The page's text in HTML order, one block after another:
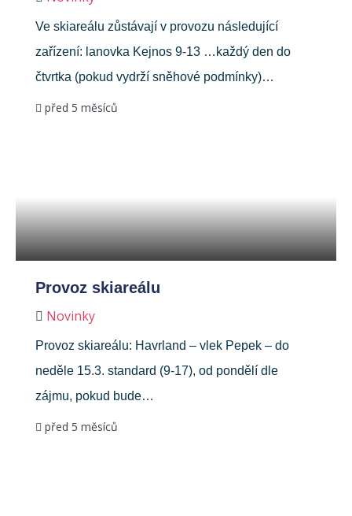
Ve skiareálu zůstávají v provozu následující
zařízení: lanovka Kejnos 9-13 …každý den do
čtvrtka (pokud vydrží sněhové podmínky)…
před 5 měsíců
Provoz skiareálu
Novinky
Provoz skiareálu: Havrland – vlek Pepek – do
neděle 15.3. standard (9-17), od pondělí dle
zájmu, pokud bude…
před 5 měsíců